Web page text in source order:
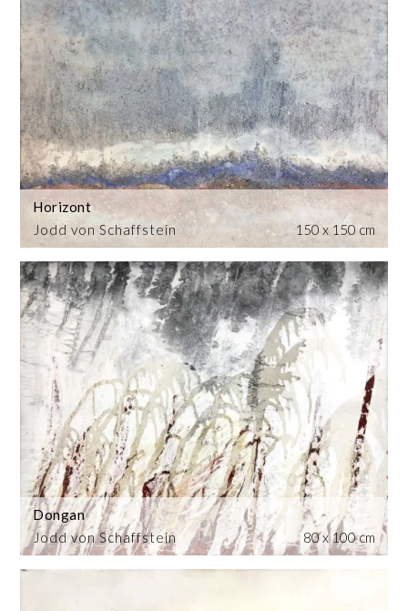
Jodd von Schaffstein
Horizont
150 x 150 cm
Jodd von Schaffstein
Dongan
80 x 100 cm